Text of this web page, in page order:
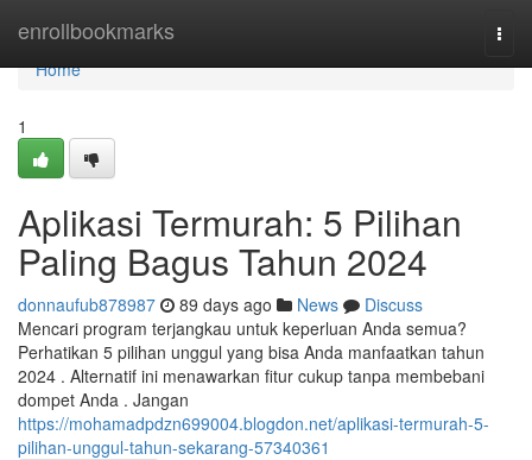
enrollbookmarks
Home
Home
1
Aplikasi Termurah: 5 Pilihan
Paling Bagus Tahun 2024
donnaufub878987 89 days ago News
Discuss
Mencari program terjangkau untuk keperluan Anda semua?
Perhatikan 5 pilihan unggul yang bisa Anda manfaatkan tahun
2024 . Alternatif ini menawarkan fitur cukup tanpa membebani
dompet Anda . Jangan
https://mohamadpdzn699004.blogdon.net/aplikasi-termurah-5-
pilihan-unggul-tahun-sekarang-57340361